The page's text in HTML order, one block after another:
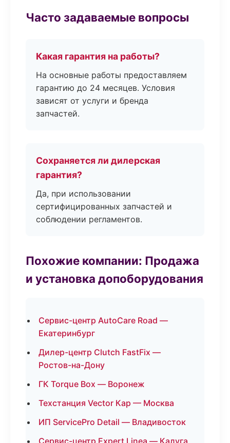
Часто задаваемые вопросы
Какая гарантия на работы?
На основные работы предоставляем
гарантию до 24 месяцев. Условия
зависят от услуги и бренда
запчастей.
Сохраняется ли дилерская
гарантия?
Да, при использовании
сертифицированных запчастей и
соблюдении регламентов.
Похожие компании: Продажа
и установка допоборудования
Сервис-центр AutoCare Road —
Екатеринбург
Дилер-центр Clutch FastFix —
Ростов-на-Дону
ГК Torque Box — Воронеж
Техстанция Vector Кар — Москва
ИП ServicePro Detail — Владивосток
Сервис-центр Expert Linea — Калуга